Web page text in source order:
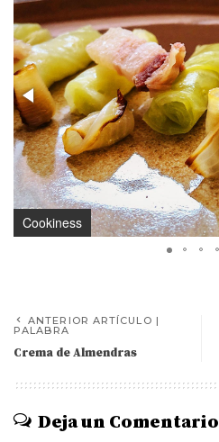
Cookiness
ANTERIOR ARTÍCULO |
PALABRA
Crema de Almendras
Deja un Comentario